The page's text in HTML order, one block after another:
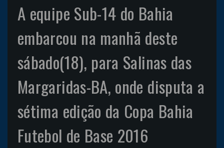
A equipe Sub-14 do Bahia
embarcou na manhã deste
sábado(18), para Salinas das
Margaridas-BA, onde disputa a
sétima edição da Copa Bahia
Futebol de Base 2016